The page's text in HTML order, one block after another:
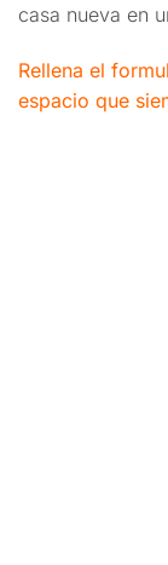
casa nueva en
Rellena el
espacio que